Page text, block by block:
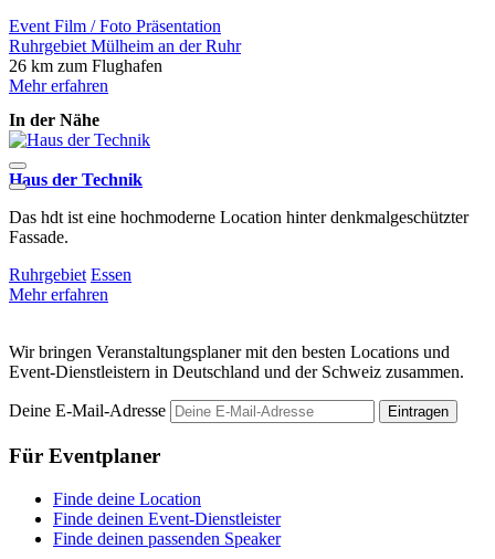
Event Film / Foto Präsentation
Ruhrgebiet Mülheim an der Ruhr
26 km zum Flughafen
Mehr erfahren
In der Nähe
Haus der Technik
Das hdt ist eine hochmoderne Location hinter denkmalgeschützter
Fassade.
Ruhrgebiet Essen
Mehr erfahren
Wir bringen Veranstaltungsplaner mit den besten Locations und
Event-Dienstleistern in Deutschland und der Schweiz zusammen.
Deine E-Mail-Adresse Eintragen
Für Eventplaner
Finde deine Location
Finde deinen Event-Dienstleister
Finde deinen passenden Speaker